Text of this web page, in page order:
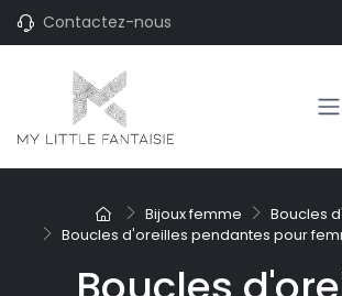
Contactez-nous
Bijoux femme
Boucles
Boucles d'oreilles pendantes pour